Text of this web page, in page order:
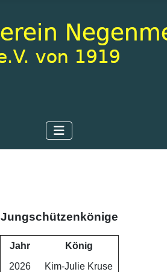
Jungschützenkönige
Jahr
König
2026
Kim-Julie Kruse